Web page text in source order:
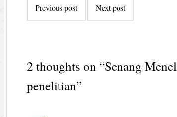
navigation
Previous post Next post
2 thoughts on “Senang
penelitian”